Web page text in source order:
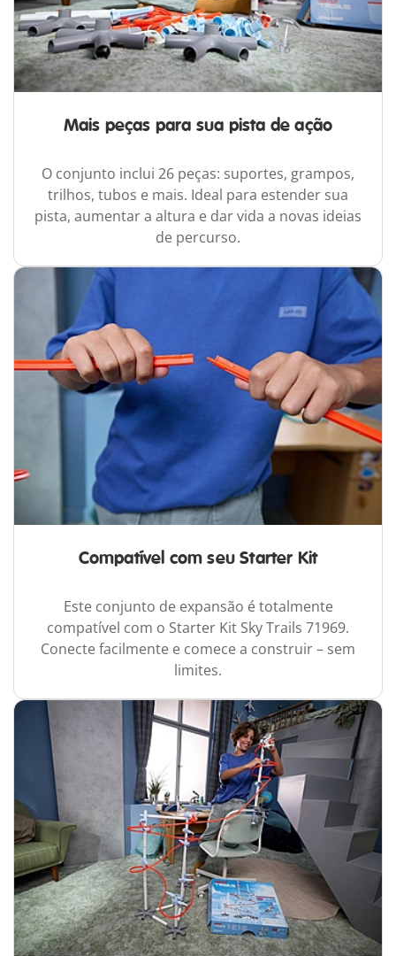
Mais peças para sua pista de ação
O conjunto inclui 26 peças: suportes, grampos,
trilhos, tubos e mais. Ideal para estender sua
pista, aumentar a altura e dar vida a novas ideias
de percurso.
Compatível com seu Starter Kit
Este conjunto de expansão é totalmente
compatível com o Starter Kit Sky Trails 71969.
Conecte facilmente e comece a construir – sem
limites.